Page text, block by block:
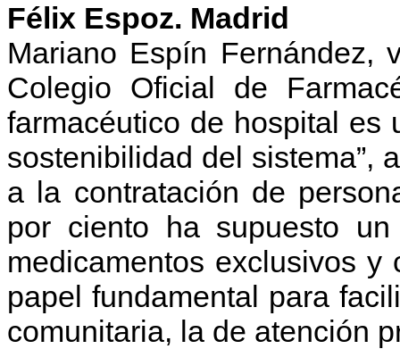
Félix Espoz. Madrid
Mariano Espín Fernández,
Colegio Oficial de
farmacéutico de hospital es
sostenibilidad del sistema”,
a la contratación de
por ciento ha supuesto
medicamentos exclusivos
papel fundamental para
comunitaria, la de atención